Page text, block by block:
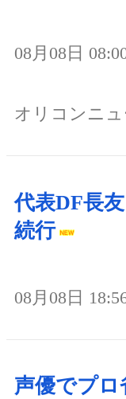
08月08日
オリコンニュ
代表DF長
続行
08月08日
声優でプロ